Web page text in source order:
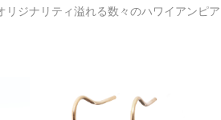
リジナリティ溢れる数々のハワイアンピア